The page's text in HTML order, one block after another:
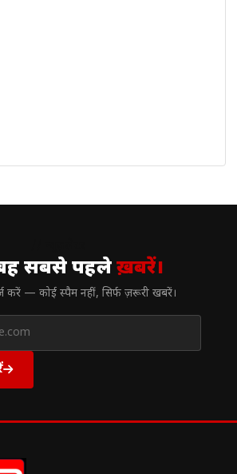
सबसे पहलेख़बरें।
करें — कोई स्पैम नहीं, सिर्फ ज़रूरी खबरें।